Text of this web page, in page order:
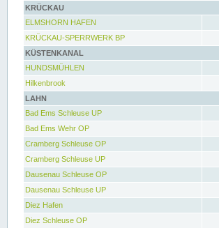
KRÜCKAU
ELMSHORN HAFEN
KRÜCKAU-SPERRWERK BP
KÜSTENKANAL
HUNDSMÜHLEN
Hilkenbrook
LAHN
Bad Ems Schleuse UP
Bad Ems Wehr OP
Cramberg Schleuse OP
Cramberg Schleuse UP
Dausenau Schleuse OP
Dausenau Schleuse UP
Diez Hafen
Diez Schleuse OP